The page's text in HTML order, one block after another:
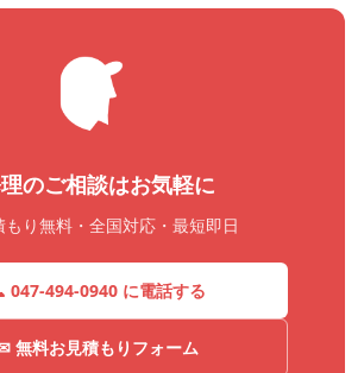
のご相談はお気軽に
もり無料・全国対応・最短即日
047-494-0940 に電話する
無料お見積もりフォーム